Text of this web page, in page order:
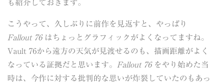
も紹介しておきます。
こうやって、久しぶりに前作を見返すと、やっぱり
Fallout 76はちょっとグラフィックがよくなってますね。
Vault 76から遠方の天気が見渡せるのも、描画距離がよく
なっている証拠だと思います。
Fallout 76をやり始めた当
時は、今作に対する批判的な思いが炸裂していたのもあっ